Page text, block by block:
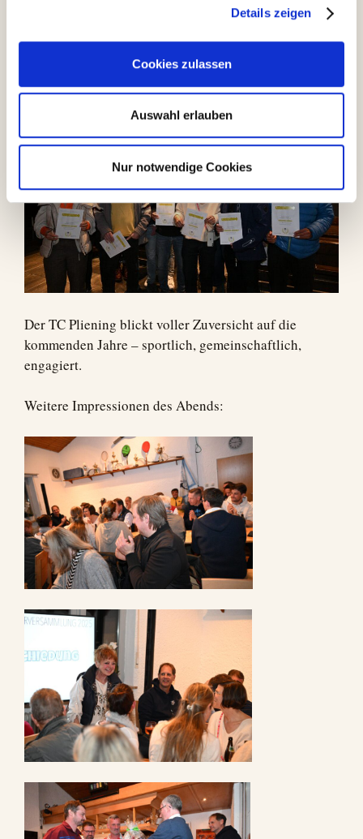
Details zeigen
Cookies zulassen
Auswahl erlauben
Nur notwendige Cookies
in denen beständiges Vereinsengagement nicht mehr
Der TC Pliening blickt voller Zuversicht auf die
kommenden Jahre – sportlich, gemeinschaftlich,
engagiert.
Weitere Impressionen des Abends: